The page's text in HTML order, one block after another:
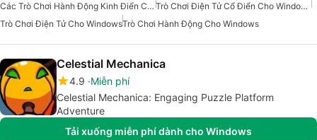
Các Trò Chơi Hành Động Kinh Điển Cho Windows
Trò Chơi Điện Tử Cổ Điển Cho Windows
Trò Chơi Điện Tử Cho WindowsTrò Chơi Hành Động Cho Windows
Celestial Mechanica
4.9 Miễn phí
Celestial Mechanica: Engaging Puzzle Platform
Adventure
Tải xuống miễn phí dành cho Windows